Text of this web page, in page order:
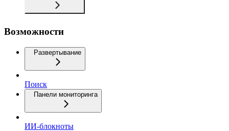
Возможности
Развертывание
Поиск
Панели мониторинга
ИИ-блокноты